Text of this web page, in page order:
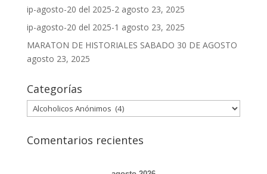
ip-agosto-20 del 2025-2 agosto 23, 2025
ip-agosto-20 del 2025-1 agosto 23, 2025
MARATON DE HISTORIALES SABADO 30 DE AGOSTO
agosto 23, 2025
Categorías
Categorías
Comentarios recientes